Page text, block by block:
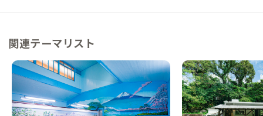
関連テーマリスト